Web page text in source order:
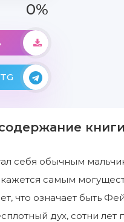
0%
книги
себя обычным
самым
что означает быть
дух, сотни